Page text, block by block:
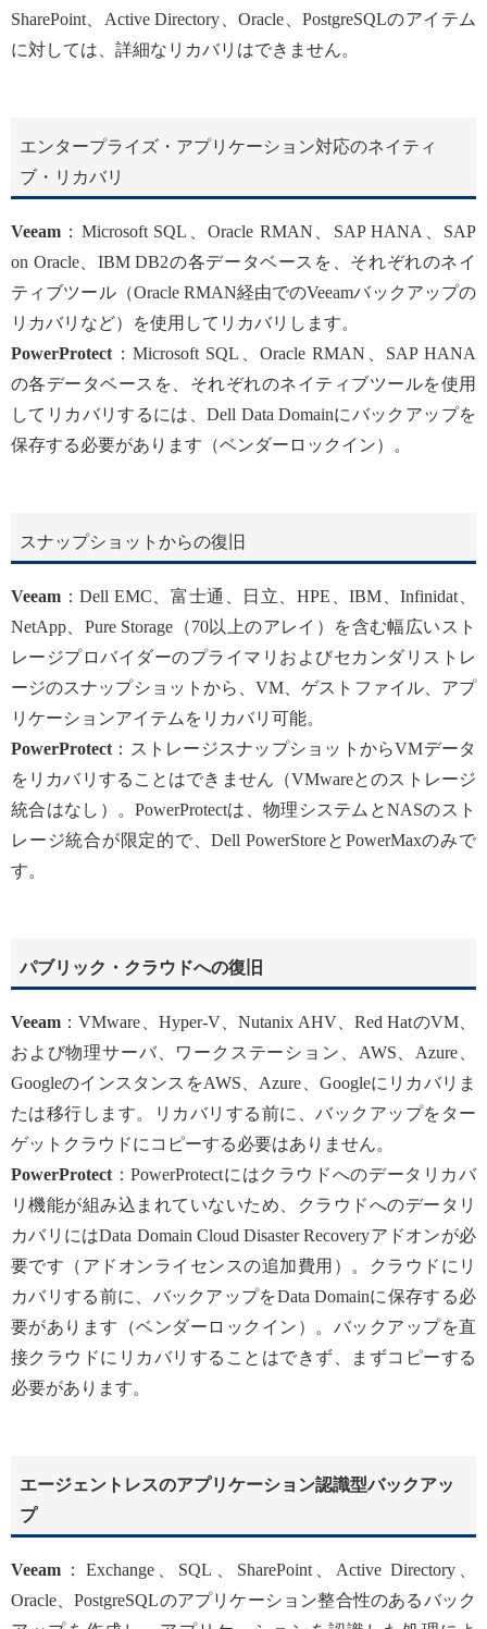
SharePoint、Active Directory、Oracle、PostgreSQLのアイテム
に対しては、詳細なリカバリはできません。
エンタープライズ・アプリケーション対応のネイティ
ブ・リカバリ
Veeam ：Microsoft SQL、Oracle RMAN、SAP HANA、SAP
on Oracle、IBM DB2の各データベースを、それぞれのネイ
ティブツール（Oracle RMAN経由でのVeeamバックアップの
リカバリなど）を使用してリカバリします。
PowerProtect ：Microsoft SQL、Oracle RMAN、SAP HANA
の各データベースを、それぞれのネイティブツールを使用
してリカバリするには、Dell Data Domainにバックアップを
保存する必要があります（ベンダーロックイン）。
スナップショットからの復旧
Veeam ：Dell EMC、富士通、日立、HPE、IBM、Infinidat、
NetApp、Pure Storage（70以上のアレイ）を含む幅広いスト
レージプロバイダーのプライマリおよびセカンダリストレ
ージのスナップショットから、VM、ゲストファイル、アプ
リケーションアイテムをリカバリ可能。
PowerProtect ：ストレージスナップショットからVMデータ
をリカバリすることはできません（VMwareとのストレージ
統合はなし）。PowerProtectは、物理システムとNASのスト
レージ統合が限定的で、Dell PowerStoreとPowerMaxのみで
す。
パブリック・クラウドへの復旧
Veeam ：VMware、Hyper-V、Nutanix AHV、Red HatのVM、
および物理サーバ、ワークステーション、AWS、Azure、
GoogleのインスタンスをAWS、Azure、Googleにリカバリま
たは移行します。リカバリする前に、バックアップをター
ゲットクラウドにコピーする必要はありません。
PowerProtect ：PowerProtectにはクラウドへのデータリカバ
リ機能が組み込まれていないため、クラウドへのデータリ
カバリにはData Domain Cloud Disaster Recoveryアドオンが必
要です（アドオンライセンスの追加費用）。クラウドにリ
カバリする前に、バックアップをData Domainに保存する必
要があります（ベンダーロックイン）。バックアップを直
接クラウドにリカバリすることはできず、まずコピーする
必要があります。
エージェントレスのアプリケーション認識型バックアッ
プ
Veeam ：Exchange、SQL、SharePoint、Active Directory、
Oracle、PostgreSQLのアプリケーション整合性のあるバック